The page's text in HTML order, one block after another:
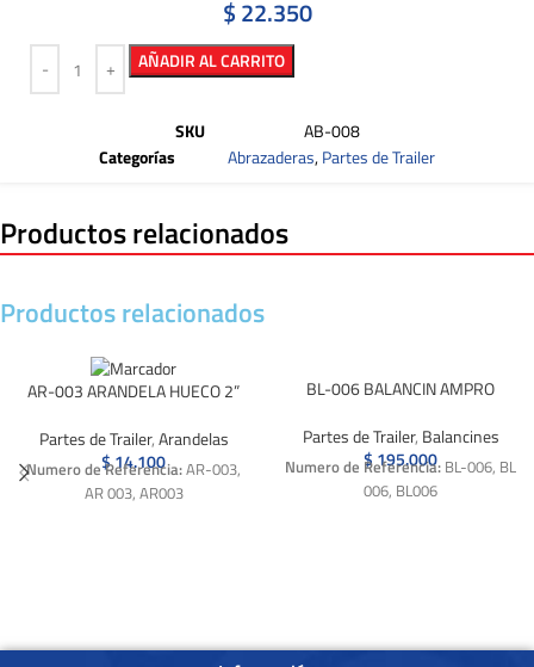
$22.350
AÑADIR AL CARRITO
SKU
AB-008
Categorías
Abrazaderas,Partes de Trailer
Productos relacionados
Productos relacionados
AR-003 ARANDELA HUECO 2”
Partes de Trailer,Arandelas
$14.100
Numero de Referencia:AR-003,
AR 003, AR003
BL-006 BALANCIN AMPRO
Partes de Trailer, Balancines
$195.000
Numero de Referencia: BL-006, BL
006, BL006